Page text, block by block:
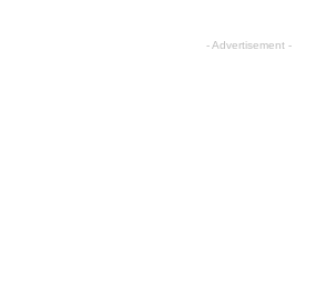
- Advertisement -